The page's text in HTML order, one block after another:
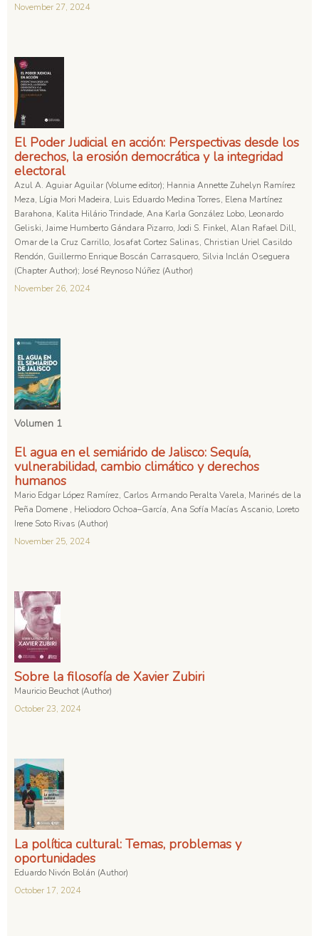
November 27, 2024
El Poder Judicial en acción: Perspectivas desde los
derechos, la erosión democrática y la integridad
electoral
Azul A. Aguiar Aguilar (Volume editor); Hannia Annette Zuhelyn Ramírez
Meza, Lígia Mori Madeira, Luis Eduardo Medina Torres, Elena Martínez
Barahona, Kalita Hilário Trindade, Ana Karla González Lobo, Leonardo
Geliski, Jaime Humberto Gándara Pizarro, Jodi S. Finkel, Alan Rafael Dill,
Omar de la Cruz Carrillo, Josafat Cortez Salinas, Christian Uriel Casildo
Rendón, Guillermo Enrique Boscán Carrasquero, Silvia Inclán Oseguera
(Chapter Author); José Reynoso Núñez (Author)
November 26, 2024
Volumen 1
El agua en el semiárido de Jalisco: Sequía,
vulnerabilidad, cambio climático y derechos
humanos
Mario Edgar López Ramírez, Carlos Armando Peralta Varela, Marinés de la
Peña Domene , Heliodoro Ochoa–García, Ana Sofía Macías Ascanio, Loreto
Irene Soto Rivas (Author)
November 25, 2024
Sobre la filosofía de Xavier Zubiri
Mauricio Beuchot (Author)
October 23, 2024
La política cultural: Temas, problemas y
oportunidades
Eduardo Nivón Bolán (Author)
October 17, 2024